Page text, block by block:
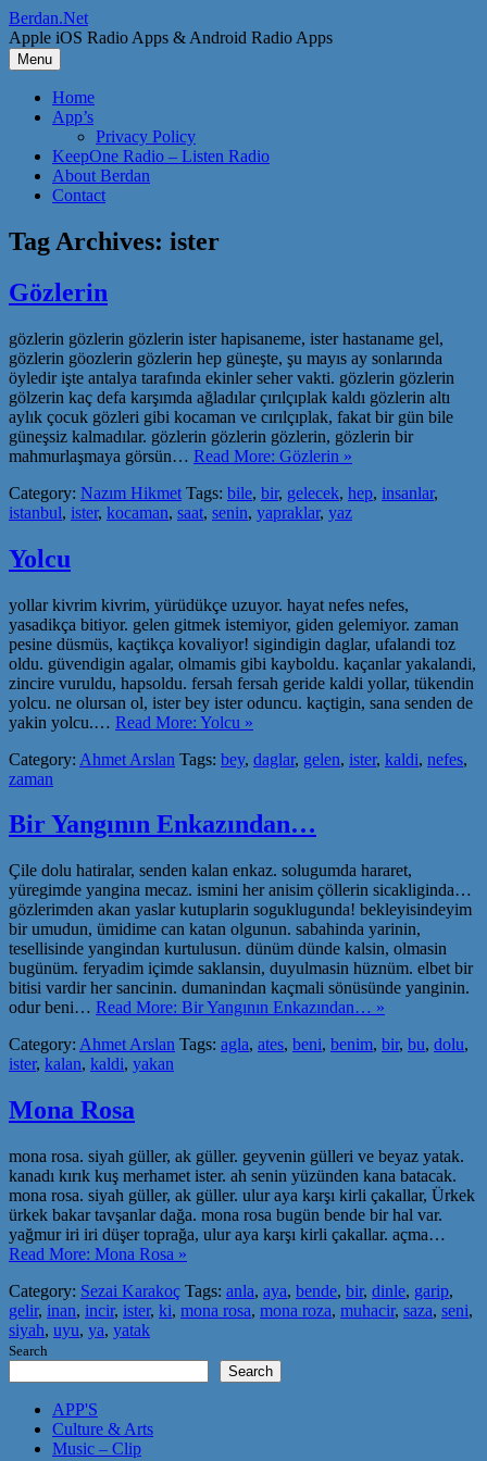
Skip
to
content
Berdan.Net
Apple iOS Radio Apps & Android Radio Apps
Menu
Home
App’s
Privacy Policy
KeepOne Radio – Listen Radio
About Berdan
Contact
Tag Archives: ister
Gözlerin
gözlerin gözlerin gözlerin ister hapisaneme, ister hastaname gel,
gözlerin göozlerin gözlerin hep güneşte, şu mayıs ay sonlarında
öyledir işte antalya tarafında ekinler seher vakti. gözlerin gözlerin
gölzerin kaç defa karşımda ağladılar çırılçıplak kaldı gözlerin altı
aylık çocuk gözleri gibi kocaman ve cırılçıplak, fakat bir gün bile
güneşsiz kalmadılar. gözlerin gözlerin gözlerin, gözlerin bir
mahmurlaşmaya görsün… Read More: Gözlerin »
Category: Nazım Hikmet Tags: bile, bir, gelecek, hep, insanlar,
istanbul, ister, kocaman, saat, senin, yapraklar, yaz
Yolcu
yollar kivrim kivrim, yürüdükçe uzuyor. hayat nefes nefes,
yasadikça bitiyor. gelen gitmek istemiyor, giden gelemiyor. zaman
pesine düsmüs, kaçtikça kovaliyor! sigindigin daglar, ufalandi toz
oldu. güvendigin agalar, olmamis gibi kayboldu. kaçanlar yakalandi,
zincire vuruldu, hapsoldu. fersah fersah geride kaldi yollar, tükendin
yolcu. ne olursan ol, ister bey ister oduncu. kaçtigin, sana senden de
yakin yolcu.… Read More: Yolcu »
Category: Ahmet Arslan Tags: bey, daglar, gelen, ister, kaldi, nefes,
zaman
Bir Yangının Enkazından…
Çile dolu hatiralar, senden kalan enkaz. solugumda hararet,
yüregimde yangina mecaz. ismini her anisim çöllerin sicakliginda…
gözlerimden akan yaslar kutuplarin soguklugunda! bekleyisindeyim
bir umudun, ümidime can katan olgunun. sabahinda yarinin,
tesellisinde yangindan kurtulusun. dünüm dünde kalsin, olmasin
bugünüm. feryadim içimde saklansin, duyulmasin hüznüm. elbet bir
bitisi vardir her sancinin. dumanindan kaçmali sönüsünde yanginin.
odur beni… Read More: Bir Yangının Enkazından… »
Category: Ahmet Arslan Tags: agla, ates, beni, benim, bir, bu, dolu,
ister, kalan, kaldi, yakan
Mona Rosa
mona rosa. siyah güller, ak güller. geyvenin gülleri ve beyaz yatak.
kanadı kırık kuş merhamet ister. ah senin yüzünden kana batacak.
mona rosa. siyah güller, ak güller. ulur aya karşı kirli çakallar, Ürkek
ürkek bakar tavşanlar dağa. mona rosa bugün bende bir hal var.
yağmur iri iri düşer toprağa, ulur aya karşı kirli çakallar. açma…
Read More: Mona Rosa »
Category: Sezai Karakoç Tags: anla, aya, bende, bir, dinle, garip,
gelir, inan, incir, ister, ki, mona rosa, mona roza, muhacir, saza, seni,
siyah, uyu, ya, yatak
Search
Search
APP'S
Culture & Arts
Music – Clip